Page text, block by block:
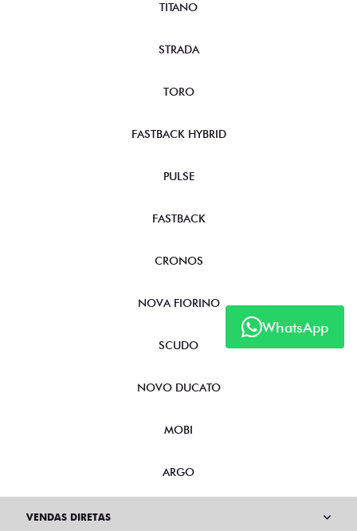
WhatsApp
TITANO
STRADA
TORO
FASTBACK HYBRID
PULSE
FASTBACK
CRONOS
NOVA FIORINO
SCUDO
NOVO DUCATO
MOBI
ARGO
VENDAS DIRETAS